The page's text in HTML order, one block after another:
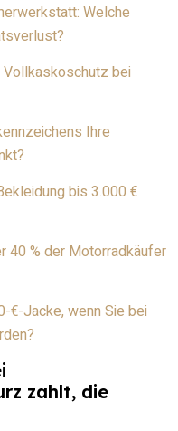
Welche
bei
Ihre
bis 3.000 €
40 % der Motorradkäufer
€-Jacke, wenn Sie bei
zahlt, die